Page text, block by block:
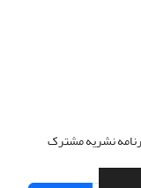
نشریه مشترک